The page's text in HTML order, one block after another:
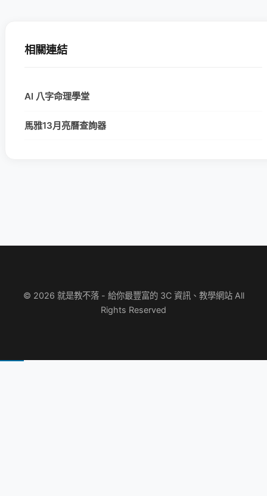
相關連結
AI 八字命理學堂
馬雅13月亮曆查詢器
© 2026 就是教不落 - 給你最豐富的 3C 資訊、教學網站 All
Rights Reserved